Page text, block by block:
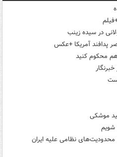
در سیده زینب
هم محکوم کنید
موشکی
شویم
محدودیت‌های نظامی علیه ایران